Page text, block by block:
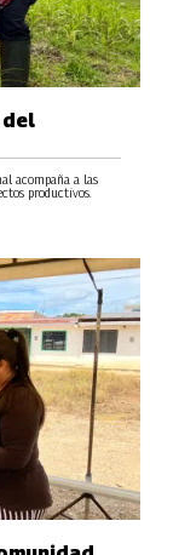
del
acompaña a las
productivos.